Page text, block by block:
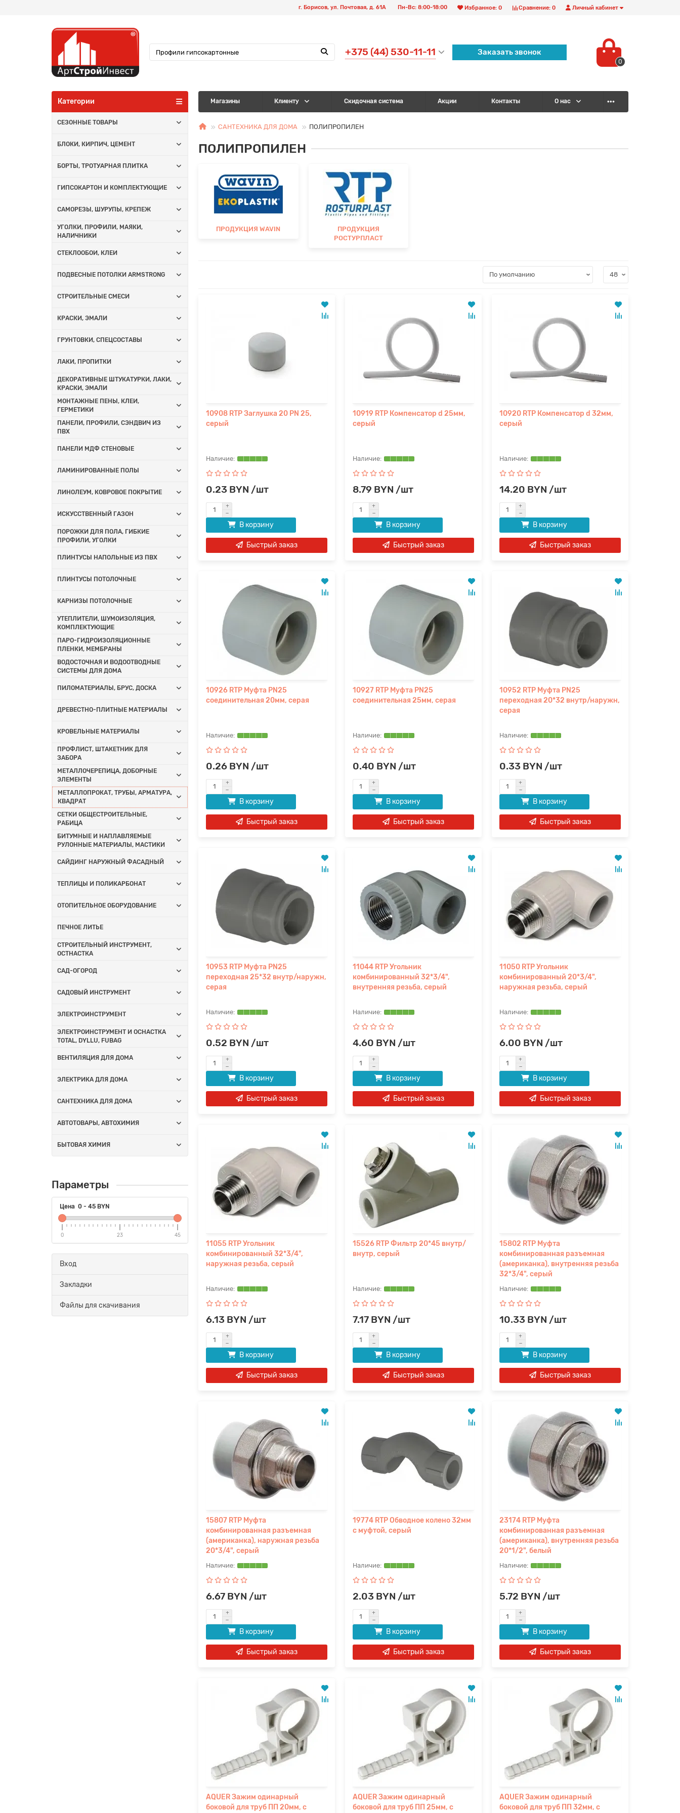
Личный кабинет
Сравнение: 0
Избранное: 0
г. Борисов, ул. Почтовая, д. 61А Пн-Вс: 8:00-18:00
+375 (44) 530-11-11 Заказать звонок
0
Категории
СЕЗОННЫЕ ТОВАРЫ
БЛОКИ, КИРПИЧ, ЦЕМЕНТ
БОРТЫ, ТРОТУАРНАЯ ПЛИТКА
ГИПСОКАРТОН И КОМПЛЕКТУЮЩИЕ
САМОРЕЗЫ, ШУРУПЫ, КРЕПЕЖ
УГОЛКИ, ПРОФИЛИ, МАЯКИ,
НАЛИЧНИКИ
СТЕКЛООБОИ, КЛЕИ
ПОДВЕСНЫЕ ПОТОЛКИ ARMSTRONG
СТРОИТЕЛЬНЫЕ СМЕСИ
КРАСКИ, ЭМАЛИ
ГРУНТОВКИ, СПЕЦСОСТАВЫ
ЛАКИ, ПРОПИТКИ
ДЕКОРАТИВНЫЕ ШТУКАТУРКИ, ЛАКИ,
КРАСКИ, ЭМАЛИ
МОНТАЖНЫЕ ПЕНЫ, КЛЕИ,
ГЕРМЕТИКИ
ПАНЕЛИ, ПРОФИЛИ, СЭНДВИЧ ИЗ
ПВХ
ПАНЕЛИ МДФ СТЕНОВЫЕ
ЛАМИНИРОВАННЫЕ ПОЛЫ
ЛИНОЛЕУМ, КОВРОВОЕ ПОКРЫТИЕ
ИСКУССТВЕННЫЙ ГАЗОН
ПОРОЖКИ ДЛЯ ПОЛА, ГИБКИЕ
ПРОФИЛИ, УГОЛКИ
ПЛИНТУСЫ НАПОЛЬНЫЕ ИЗ ПВХ
ПЛИНТУСЫ ПОТОЛОЧНЫЕ
КАРНИЗЫ ПОТОЛОЧНЫЕ
УТЕПЛИТЕЛИ, ШУМОИЗОЛЯЦИЯ,
КОМПЛЕКТУЮЩИЕ
ПАРО-ГИДРОИЗОЛЯЦИОННЫЕ
ПЛЕНКИ, МЕМБРАНЫ
ВОДОСТОЧНАЯ И ВОДООТВОДНЫЕ
СИСТЕМЫ ДЛЯ ДОМА
ПИЛОМАТЕРИАЛЫ, БРУС, ДОСКА
ДРЕВЕСТНО-ПЛИТНЫЕ МАТЕРИАЛЫ
КРОВЕЛЬНЫЕ МАТЕРИАЛЫ
ПРОФЛИСТ, ШТАКЕТНИК ДЛЯ
ЗАБОРА
МЕТАЛЛОЧЕРЕПИЦА, ДОБОРНЫЕ
ЭЛЕМЕНТЫ
МЕТАЛЛОПРОКАТ, ТРУБЫ, АРМАТУРА,
КВАДРАТ
СЕТКИ ОБЩЕСТРОИТЕЛЬНЫЕ,
РАБИЦА
БИТУМНЫЕ И НАПЛАВЛЯЕМЫЕ
РУЛОННЫЕ МАТЕРИАЛЫ, МАСТИКИ
САЙДИНГ НАРУЖНЫЙ ФАСАДНЫЙ
ТЕПЛИЦЫ И ПОЛИКАРБОНАТ
ОТОПИТЕЛЬНОЕ ОБОРУДОВАНИЕ
ПЕЧНОЕ ЛИТЬЕ
СТРОИТЕЛЬНЫЙ ИНСТРУМЕНТ,
ОСТНАСТКА
САД-ОГОРОД
САДОВЫЙ ИНСТРУМЕНТ
ЭЛЕКТРОИНСТРУМЕНТ
ЭЛЕКТРОИНСТРУМЕНТ И ОСНАСТКА
TOTAL, DYLLU, FUBAG
ВЕНТИЛЯЦИЯ ДЛЯ ДОМА
ЭЛЕКТРИКА ДЛЯ ДОМА
САНТЕХНИКА ДЛЯ ДОМА
АВТОТОВАРЫ, АВТОХИМИЯ
БЫТОВАЯ ХИМИЯ
Магазины Клиенту Скидочная система Акции Контакты О нас
САНТЕХНИКА ДЛЯ ДОМА ПОЛИПРОПИЛЕН
Параметры
Цена 0 - 45 BYN
0 23 45
Вход
Закладки
Файлы для скачивания
ПОЛИПРОПИЛЕН
ПРОДУКЦИЯ WAVIN
ПРОДУКЦИЯ
РОСТУРПЛАСТ
10908 RTP Заглушка 20 PN 25,
серый
0.23 BYN /шт
В корзину
Быстрый заказ
10919 RTP Компенсатор d 25мм,
серый
8.79 BYN /шт
В корзину
Быстрый заказ
10920 RTP Компенсатор d 32мм,
серый
14.20 BYN /шт
В корзину
Быстрый заказ
10926 RTP Муфта PN25
соединительная 20мм, серая
0.26 BYN /шт
В корзину
Быстрый заказ
10927 RTP Муфта PN25
соединительная 25мм, серая
0.40 BYN /шт
В корзину
Быстрый заказ
10952 RTP Муфта PN25
переходная 20*32 внутр/наружн,
серая
0.33 BYN /шт
В корзину
Быстрый заказ
10953 RTP Муфта PN25
переходная 25*32 внутр/наружн,
серая
0.52 BYN /шт
В корзину
Быстрый заказ
11044 RTP Угольник
комбинированный 32*3/4",
внутренняя резьба, серый
4.60 BYN /шт
В корзину
Быстрый заказ
11050 RTP Угольник
комбинированный 20*3/4",
наружная резьба, серый
6.00 BYN /шт
В корзину
Быстрый заказ
11055 RTP Угольник
комбинированный 32*3/4",
наружная резьба, серый
6.13 BYN /шт
В корзину
Быстрый заказ
15526 RTP Фильтр 20*45 внутр/
внутр, серый
7.17 BYN /шт
В корзину
Быстрый заказ
15802 RTP Муфта
комбинированная разъемная
(американка), внутренняя резьба
32*3/4", серый
10.33 BYN /шт
В корзину
Быстрый заказ
15807 RTP Муфта
комбинированная разъемная
(американка), наружная резьба
20*3/4", серый
6.67 BYN /шт
В корзину
Быстрый заказ
19774 RTP Обводное колено 32мм
с муфтой, серый
2.03 BYN /шт
В корзину
Быстрый заказ
23174 RTP Муфта
комбинированная разъемная
(американка), внутренняя резьба
20*1/2", белый
5.72 BYN /шт
В корзину
Быстрый заказ
AQUER Зажим одинарный
боковой для труб ПП 20мм, с
AQUER Зажим одинарный
боковой для труб ПП 25мм, с
AQUER Зажим одинарный
боковой для труб ПП 32мм, с